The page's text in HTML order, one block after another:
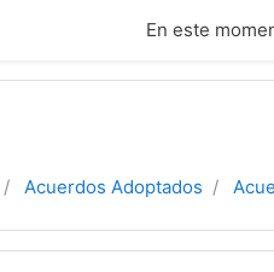
En este
Acuerdos Adoptados